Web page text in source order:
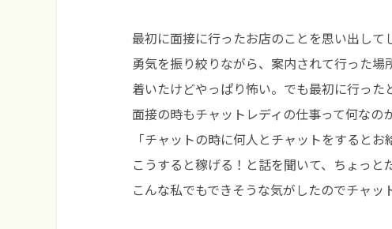
最初に面接に行ったお店のことを思い出して
勇気を振り絞りながら、案内されて行った
着いたけどやっぱり怖い。でも最初に行った
面接の時もチャットレディの仕事って何なの
「チャットの時に何人とチャットをすると
こうすると稼げる！と話を聞いて、ちょっ
こんな私でもできそうな気がしたのでチャッ